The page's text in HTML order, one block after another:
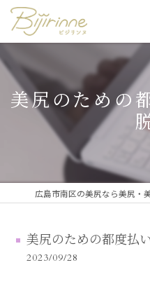
美尻のための
美尻のための都度払
2023/09/28